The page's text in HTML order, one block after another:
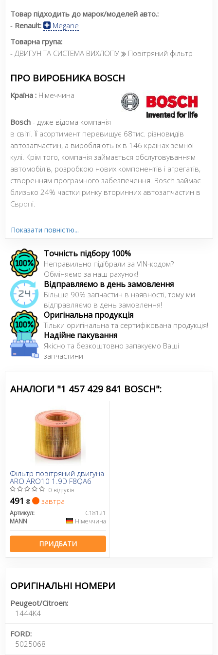
Товар підходить до марок/моделей авто.:
- Renault:
Megane
Товарна група:
- ДВИГУН ТА СИСТЕМА ВИХЛОПУ
Повітряний фільтр
ПРО ВИРОБНИКА BOSCH
Країна : Німеччина
Bosch - дуже відома компанія
в світі. Її асортимент перевищує 68тис. різновидів
автозапчастин, а виробляють їх в 146 країнах земної
кулі. Крім того, компанія займається обслуговуванням
автомобілів, розробкою нових компонентів і агрегатів,
створенням програмного забезпечення. Bosch займає
близько 24% частки ринку вторинних автозапчастин в
Європі.
Усі запчастини BOSCH →
Показати повністю...
Точність підбору 100%
Неправильно підібрали за VIN-кодом?
Обміняємо за наш рахунок!
Відправляємо в день замовлення
Більше 90% запчастин в наявності, тому ми
відправляємо в день замовлення!
Оригінальна продукція
Тільки оригінальна та сертифікована продукція!
Надійне пакування
Якісно та безкоштовно запакуємо Ваші
запчастини
АНАЛОГИ "1 457 429 841 BOSCH":
Фільтр повітряний двигуна
ARO ARO10 1.9D F8QA6
0 відгуків
491 ₴ завтра
Артикул:
C18121
MANN
Німеччина
ПРИДБАТИ
ОРИГІНАЛЬНІ НОМЕРИ
Peugeot/Citroen:
1444K4
FORD:
5025068